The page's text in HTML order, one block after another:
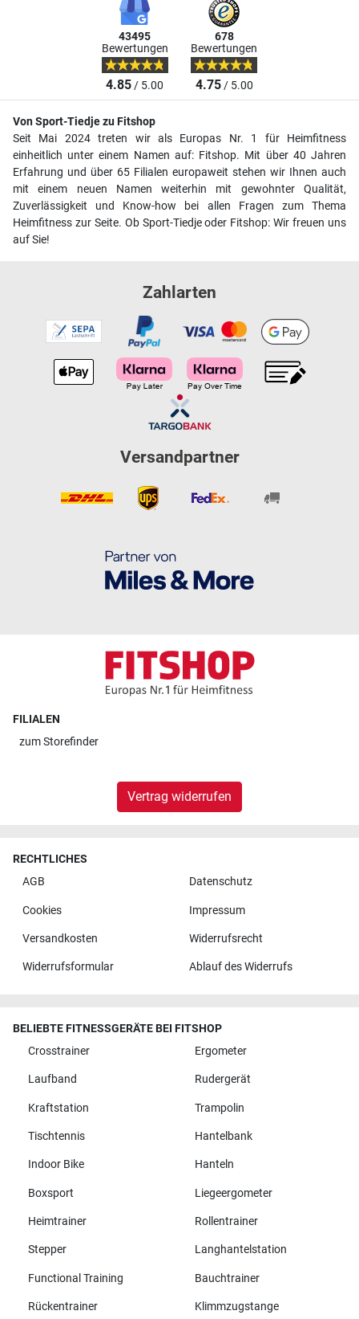
43495
Bewertungen
4.85/ 5.00
678
Bewertungen
4.75/ 5.00
Von Sport-Tiedje zu Fitshop
Seit Mai 2024 treten wir als Europas Nr. 1 für Heimfitness
einheitlich unter einem Namen auf: Fitshop. Mit über 40 Jahren
Erfahrung und über 65 Filialen europaweit stehen wir Ihnen auch
mit einem neuen Namen weiterhin mit gewohnter Qualität,
Zuverlässigkeit und Know-how bei allen Fragen zum Thema
Heimfitness zur Seite. Ob Sport-Tiedje oder Fitshop: Wir freuen uns
auf Sie!
Zahlarten
Versandpartner
FILIALEN
zumStorefinder
Vertrag widerrufen
RECHTLICHES
AGB
Datenschutz
Cookies Impressum
Versandkosten Widerrufsrecht
Widerrufsformular Ablauf des Widerrufs
BELIEBTE FITNESSGERÄTE BEI FITSHOP
Crosstrainer
Ergometer
Laufband Rudergerät
Kraftstation Trampolin
Tischtennis Hantelbank
Indoor Bike Hanteln
Boxsport Liegeergometer
Heimtrainer Rollentrainer
Stepper Langhantelstation
Functional Training Bauchtrainer
Rückentrainer Klimmzugstange